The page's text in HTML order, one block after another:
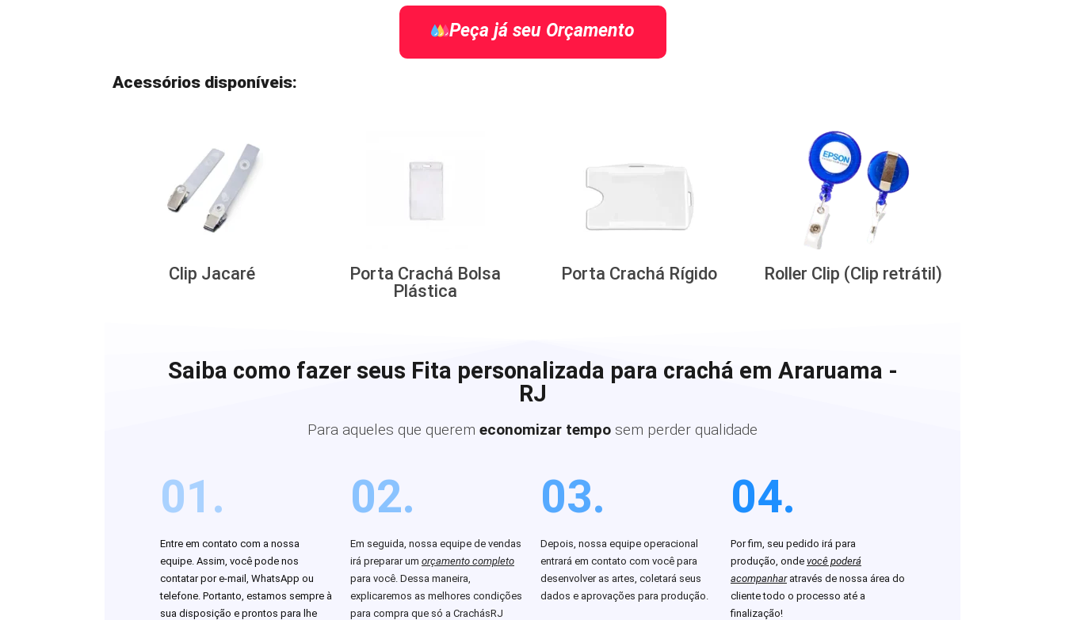
Peça já seu Orçamento
Acessórios disponíveis:
Clip Jacaré
Porta Crachá Bolsa
Plástica
Porta Crachá Rígido Roller Clip (Clip retrátil)
Saiba como fazer seus Fita personalizada para crachá em Araruama -
RJ
Para aqueles que querem economizar tempo sem perder qualidade
01.
Entre em contato com a nossa
equipe. Assim, você pode nos
contatar por e-mail, WhatsApp ou
telefone. Portanto, estamos sempre à
sua disposição e prontos para lhe
02.
Em seguida, nossa equipe de vendas
irá preparar um orçamento completo
para você. Dessa maneira,
explicaremos as melhores condições
para compra que só a CrachásRJ
03.
Depois, nossa equipe operacional
entrará em contato com você para
desenvolver as artes, coletará seus
dados e aprovações para produção.
04.
Por fim, seu pedido irá para
produção, onde você poderá
acompanharatravés de nossa área do
cliente todo o processo até a
finalização!